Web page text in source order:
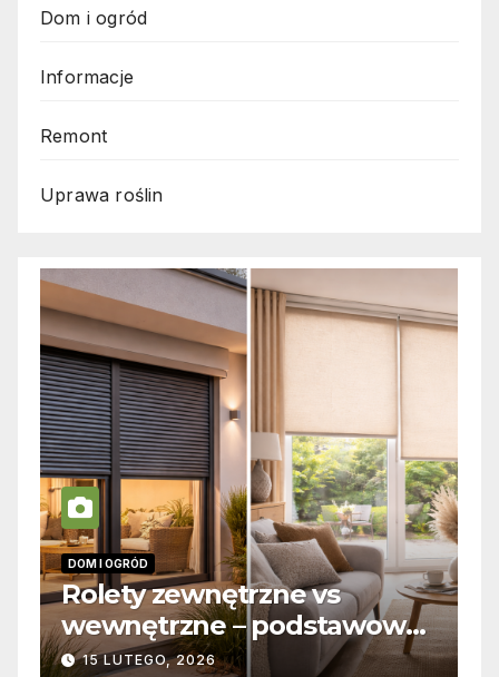
Dom i ogród
Informacje
Remont
Uprawa roślin
INFORMACJE
Zabicie owada a
odpowiedzialność karna –
jak wygląda to w praktyce?
19 PAŹDZIERNIKA, 2025